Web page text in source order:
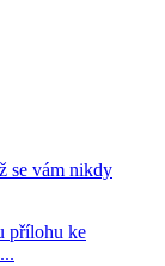
se vám nikdy
přílohu ke